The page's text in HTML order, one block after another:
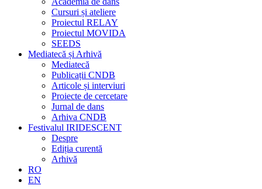
Cursuri și ateliere
Proiectul RELAY
Proiectul MOVIDA
SEEDS
Mediatecă și Arhivă
Mediatecă
Publicații CNDB
Articole și interviuri
Proiecte de cercetare
Jurnal de dans
Arhiva CNDB
Festivalul IRIDESCENT
Despre
Ediția curentă
Arhivă
RO
EN